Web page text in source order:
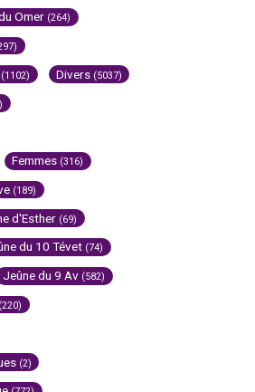
Omer (264)
(1102) Divers (5037)
Femmes (316)
(189)
d'Esther (69)
du 10 Tévet (74)
Jeûne du 9 Av (582)
(220)
(2)